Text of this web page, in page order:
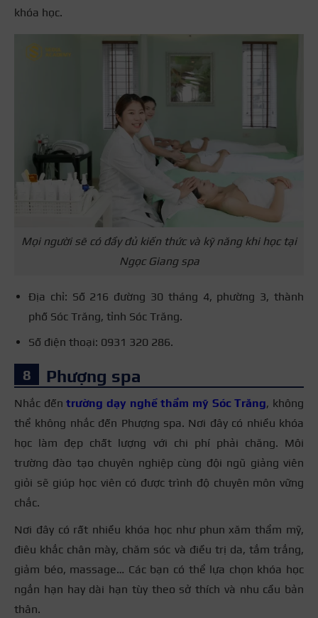
khóa học.
Mọi người sẽ có đầy đủ kiến thức và kỹ năng khi học tại
Ngọc Giang spa
Địa chỉ: Số 216 đường 30 tháng 4, phường 3, thành
phố Sóc Trăng, tỉnh Sóc Trăng.
Số điện thoại: 0931 320 286.
Phượng spa
Nhắc đếntrường dạy nghề thẩm mỹ Sóc Trăng, không
thể không nhắc đến Phượng spa. Nơi đây có nhiều khóa
học làm đẹp chất lượng với chi phí phải chăng. Môi
trường đào tạo chuyên nghiệp cùng đội ngũ giảng viên
giỏi sẽ giúp học viên có được trình độ chuyên môn vững
chắc.
Nơi đây có rất nhiều khóa học như phun xăm thẩm mỹ,
điêu khắc chân mày, chăm sóc và điều trị da, tắm trắng,
giảm béo, massage… Các bạn có thể lựa chọn khóa học
ngắn hạn hay dài hạn tùy theo sở thích và nhu cầu bản
thân.